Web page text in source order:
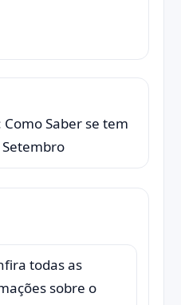
Saber se tem